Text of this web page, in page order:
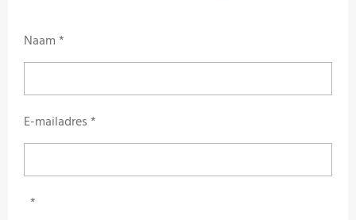
Naam *
E-mailadres *
*